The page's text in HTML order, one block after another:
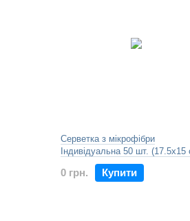
Серветка з мікрофібри
Індивідуальна 50 шт. (17.5х15
0 грн. Купити